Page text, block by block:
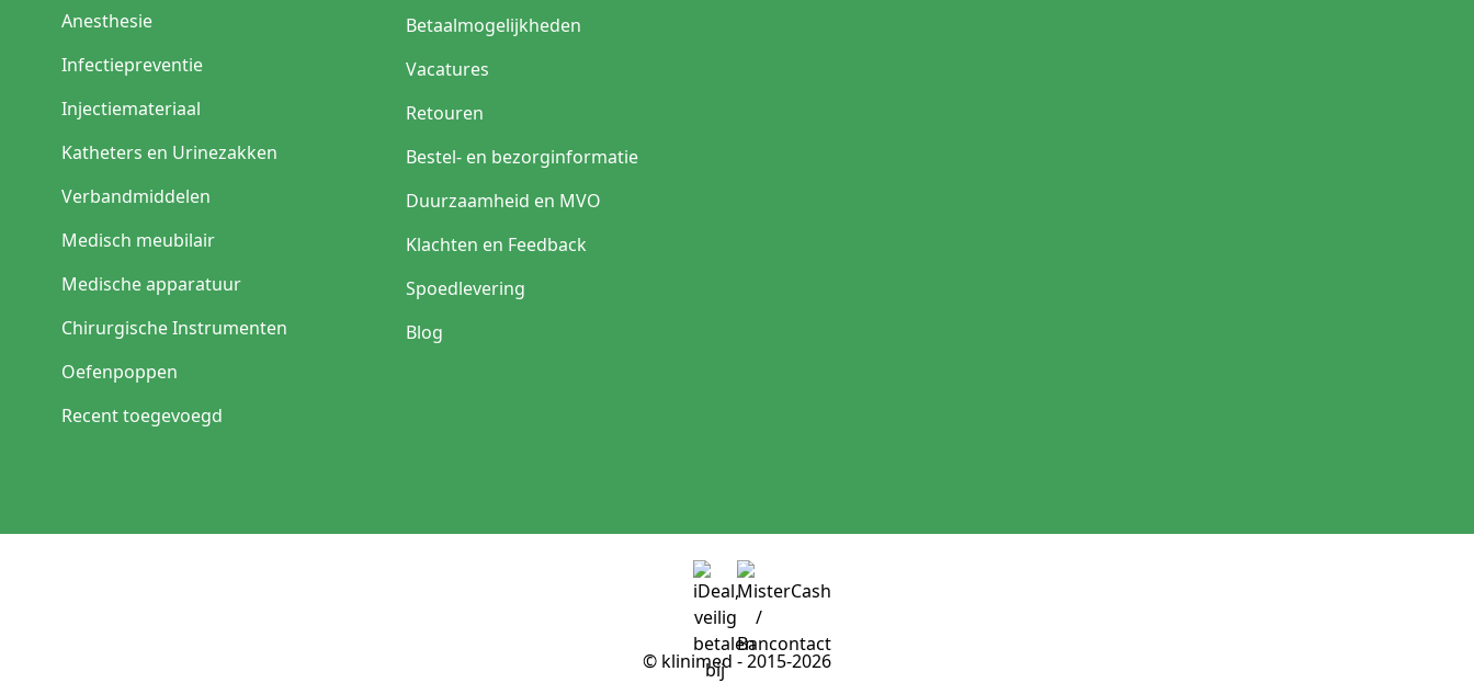
Anesthesie
Infectiepreventie
Injectiemateriaal
Katheters en Urinezakken
Verbandmiddelen
Medisch meubilair
Medische apparatuur
Chirurgische Instrumenten
Oefenpoppen
Recent toegevoegd
Betaalmogelijkheden
Vacatures
Retouren
Bestel- en bezorginformatie
Duurzaamheid en MVO
Klachten en Feedback
Spoedlevering
Blog
© klinimed - 2015-2026